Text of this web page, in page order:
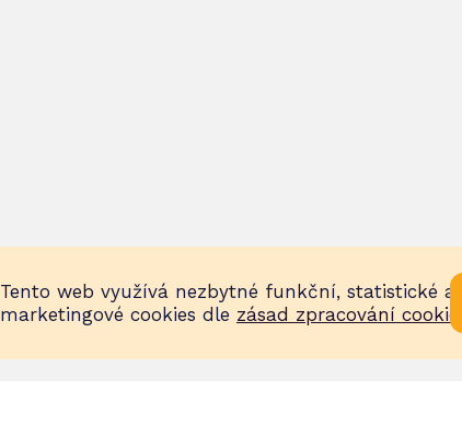
Tento web využívá nezbytné funkční, statistické a
marketingové cookies dle zásad zpracování cookies